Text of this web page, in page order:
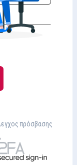
πρόσβασης